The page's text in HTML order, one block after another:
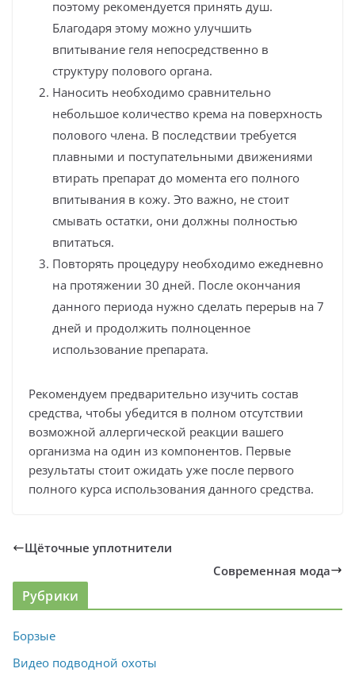
поэтому рекомендуется принять душ.
Благодаря этому можно улучшить
впитывание геля непосредственно в
структуру полового органа.
Наносить необходимо сравнительно
небольшое количество крема на поверхность
полового члена. В последствии требуется
плавными и поступательными движениями
втирать препарат до момента его полного
впитывания в кожу. Это важно, не стоит
смывать остатки, они должны полностью
впитаться.
Повторять процедуру необходимо ежедневно
на протяжении 30 дней. После окончания
данного периода нужно сделать перерыв на 7
дней и продолжить полноценное
использование препарата.
Рекомендуем предварительно изучить состав
средства, чтобы убедится в полном отсутствии
возможной аллергической реакции вашего
организма на один из компонентов. Первые
результаты стоит ожидать уже после первого
полного курса использования данного средства.
Щёточные уплотнители
Современная мода
Рубрики
Борзые
Видео подводной охоты